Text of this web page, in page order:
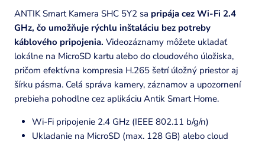
ANTIK Smart Kamera SHC 5Y2 sa pripája cez Wi-Fi 2.4
GHz, čo umožňuje rýchlu inštaláciu bez potreby
káblového pripojenia. Videozáznamy môžete ukladať
lokálne na MicroSD kartu alebo do cloudového úložiska,
pričom efektívna kompresia H.265 šetrí úložný priestor aj
šírku pásma. Celá správa kamery, záznamov a upozornení
prebieha pohodlne cez aplikáciu Antik Smart Home.
Wi-Fi pripojenie 2.4 GHz (IEEE 802.11 b/g/n)
Ukladanie na MicroSD (max. 128 GB) alebo cloud